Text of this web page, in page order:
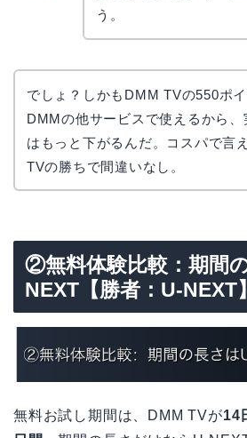
う。
でしょ？しかもDMM TVの550ポ
DMMの他サービスで使えるから、
はもっと下がるんだ。コスパで言
TVの勝ちで間違いなし。
②無料体験比較：期間
NEXT【勝者：U-NEXT】
無料お試し期間は、DMM TVが14